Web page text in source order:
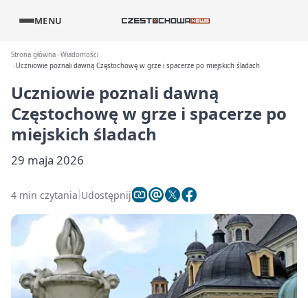
MENU
Strona główna Wiadomości
Uczniowie poznali dawną Częstochowę w grze i spacerze po miejskich śladach
Uczniowie poznali dawną
Częstochowę w grze i spacerze po
miejskich śladach
29 maja 2026
4 min czytania Udostępnij